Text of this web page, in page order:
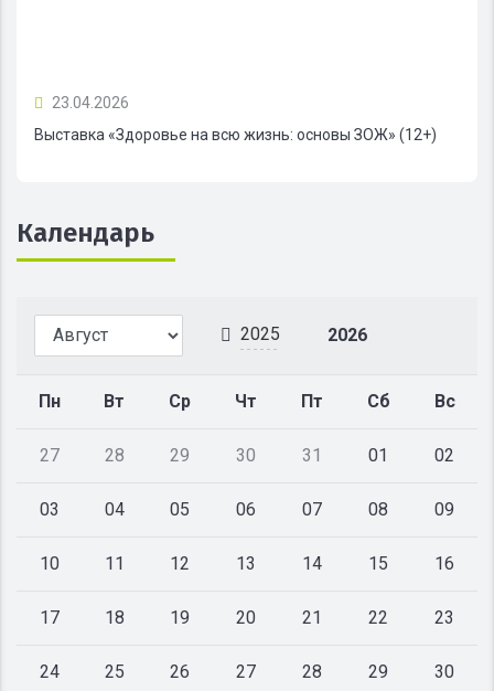
23.04.2026
Выставка «Здоровье на всю жизнь: основы ЗОЖ» (12+)
Календарь
2025 2026
Пн Вт Ср Чт Пт Сб Вс
27 28 29 30 31 01 02
03 04 05 06 07 08 09
10 11 12 13 14 15 16
17 18 19 20 21 22 23
24 25 26 27 28 29 30